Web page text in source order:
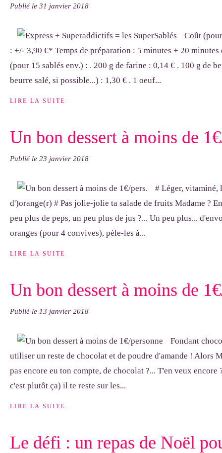
Publié le 31 janvier 2018
Coût
: +/- 3,90 €* Temps de préparation : 5 minutes + 20
(pour 15 sablés env.) : . 200 g de farine : 0,14 € . 100 g de
beurre salé, si possible...) : 1,30 € . 1 oeuf...
LIRE LA SUITE
Un bon dessert à moins de
Publié le 23 janvier 2018
# Léger, vitaminé,
d')orange(r) # Pas jolie-jolie ta salade de fruits Madame ?
peu plus de peps, un peu plus de jus ?... Un peu plus...
oranges (pour 4 convives), pèle-les à...
LIRE LA SUITE
Un bon dessert à moins de
Publié le 13 janvier 2018
Fondant
utiliser un reste de chocolat et de poudre d'amande ! Alors
pas encore eu ton compte, de chocolat ?... T'en veux
c'est plutôt ça) il te reste sur les...
LIRE LA SUITE
Le défi : un repas de Noël